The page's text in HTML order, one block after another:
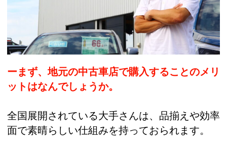
ーまず、地元の中古車店で購入することのメリ
ットはなんでしょうか。
全国展開されている大手さんは、品揃えや効率
面で素晴らしい仕組みを持っておられます。